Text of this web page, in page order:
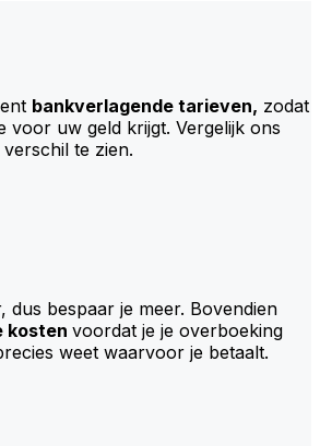
bankverlagende tarieven, zodat
voor uw geld krijgt. Vergelijk ons
te zien.
dus bespaar je meer. Bovendien
kosten voordat je je overboeking
weet waarvoor je betaalt.